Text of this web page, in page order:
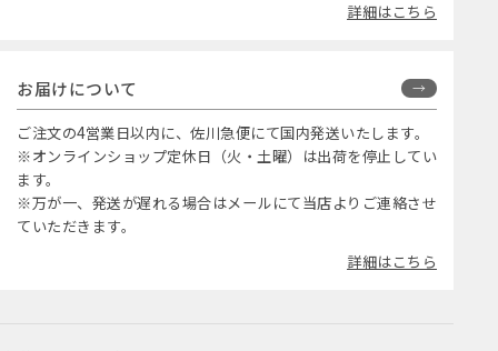
詳細はこちら
お届けについて
ご注文の4営業日以内に、佐川急便にて国内発送いたします。
※オンラインショップ定休日（火・土曜）は出荷を停止してい
ます。
※万が一、発送が遅れる場合はメールにて当店よりご連絡させ
ていただきます。
詳細はこちら